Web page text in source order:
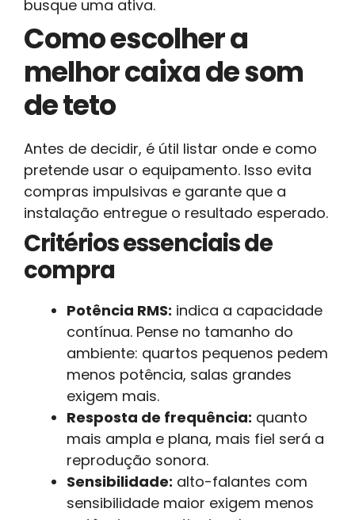
busque uma ativa.
Como escolher a
melhor caixa de som
de teto
Antes de decidir, é útil listar onde e como
pretende usar o equipamento. Isso evita
compras impulsivas e garante que a
instalação entregue o resultado esperado.
Critérios essenciais de
compra
Potência RMS: indica a capacidade
contínua. Pense no tamanho do
ambiente: quartos pequenos pedem
menos potência, salas grandes
exigem mais.
Resposta de frequência: quanto
mais ampla e plana, mais fiel será a
reprodução sonora.
Sensibilidade: alto-falantes com
sensibilidade maior exigem menos